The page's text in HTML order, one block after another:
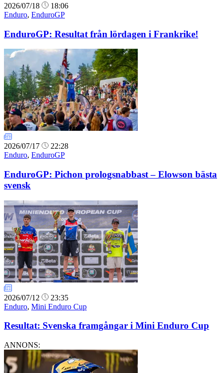
2026/07/18
18:06
Enduro, EnduroGP
EnduroGP: Resultat från lördagen i Frankrike!
2026/07/17
22:28
Enduro, EnduroGP
EnduroGP: Pichon prologsnabbast – Elowson bästa
svensk
2026/07/12
23:35
Enduro, Mini Enduro Cup
Resultat: Svenska framgångar i Mini Enduro Cup
ANNONS: